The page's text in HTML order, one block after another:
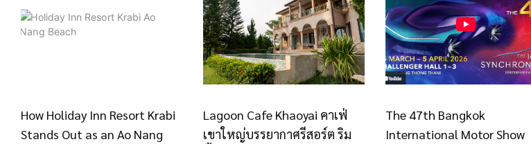
How Holiday Inn Resort Krabi
Stands Out as an Ao Nang
Lagoon Cafe Khaoyai คาเฟ่
เขาใหญ่บรรยากาศรีสอร์ต ริม
The 47th Bangkok
International Motor Show